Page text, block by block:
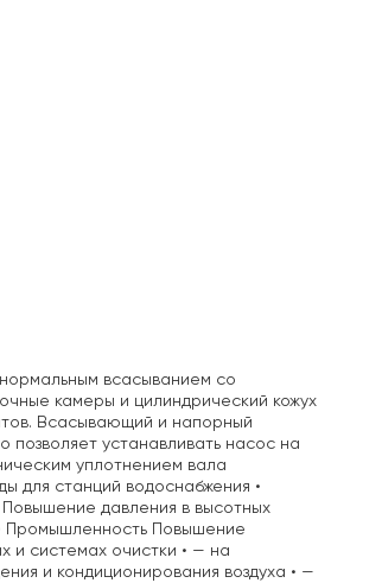
всасыванием со
камеры и цилиндрический кожух
Всасывающий и напорный
позволяет устанавливать насос на
уплотнением вала
для станций водоснабжения •
давления в высотных
Промышленность Повышение
и системах очистки • — на
и кондиционирования воздуха • —